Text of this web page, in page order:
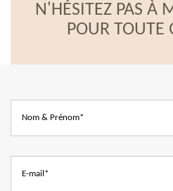
N'HÉSITEZ PAS À
POUR TOUTE